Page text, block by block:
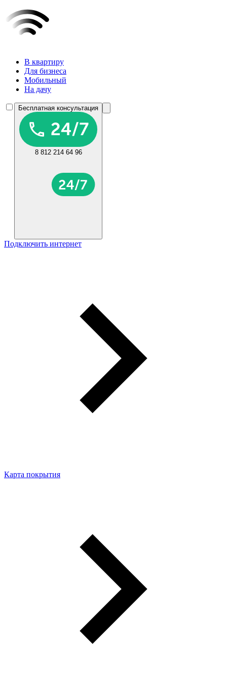
В квартиру
Для бизнеса
Мобильный
На дачу
Бесплатная консультация
8 812 214 64 96
Подключить интернет
Карта покрытия